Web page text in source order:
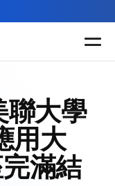
聯大學
用大
滿結
所有課程
多種專項技能提
升課程
助你全面掌握AI
程